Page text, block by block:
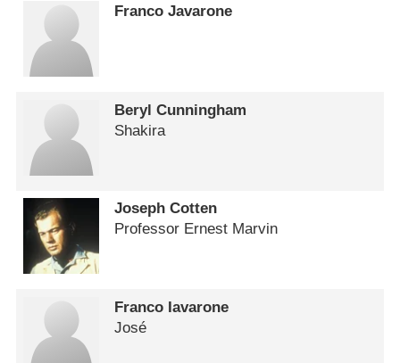
Franco Javarone
Beryl Cunningham
Shakira
Joseph Cotten
Professor Ernest Marvin
Franco Iavarone
José